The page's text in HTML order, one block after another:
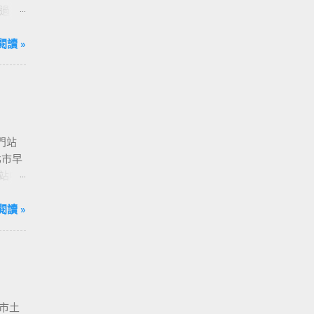
讀 »
站
早
中
亞
國
港
讀 »
土